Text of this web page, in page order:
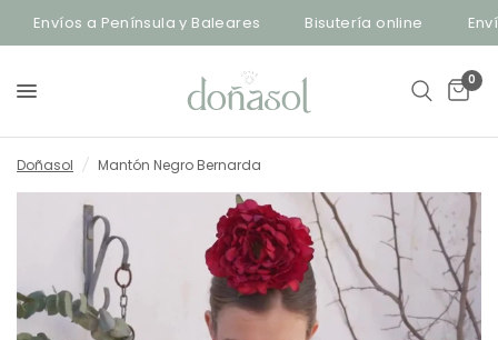
Envíos a Península y Baleares Bisutería online
0
Doñasol / Mantón Negro Bernarda